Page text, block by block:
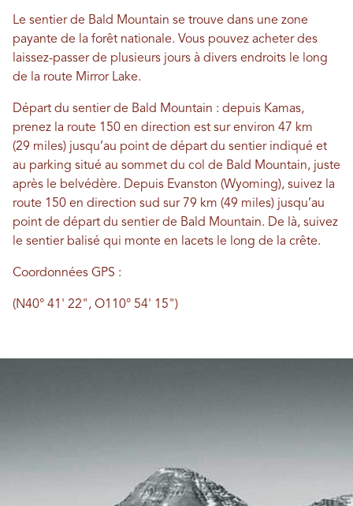
Le sentier de Bald Mountain se trouve dans une zone
payante de la forêt nationale. Vous pouvez acheter des
laissez-passer de plusieurs jours à divers endroits le long
de la route Mirror Lake.
Départ du sentier de Bald Mountain : depuis Kamas,
prenez la route 150 en direction est sur environ 47 km
(29 miles) jusqu’au point de départ du sentier indiqué et
au parking situé au sommet du col de Bald Mountain, juste
après le belvédère. Depuis Evanston (Wyoming), suivez la
route 150 en direction sud sur 79 km (49 miles) jusqu’au
point de départ du sentier de Bald Mountain. De là, suivez
le sentier balisé qui monte en lacets le long de la crête.
Coordonnées GPS :
(N40° 41' 22", O110° 54' 15")